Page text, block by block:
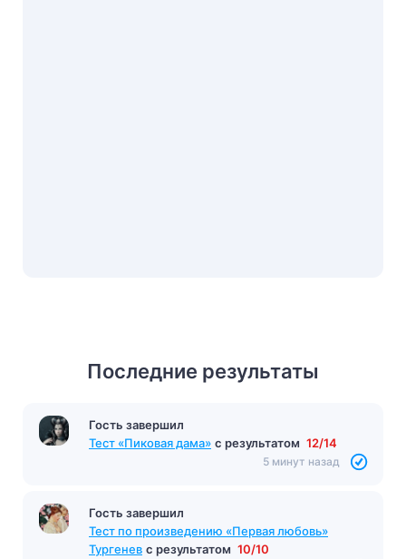
Последние результаты
Гость завершил
Тест «Пиковая дама» с результатом 12/14
5 минут назад
Гость завершил
Тест по произведению «Первая любовь»
Тургенев с результатом 10/10